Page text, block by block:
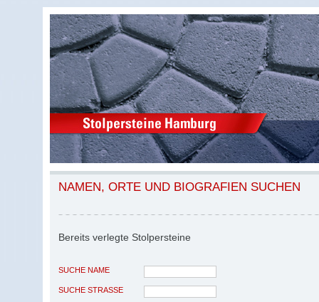
NAMEN, ORTE UND BIOGRAFIEN SUCHEN
Bereits verlegte Stolpersteine
SUCHE NAME
SUCHE STRASSE